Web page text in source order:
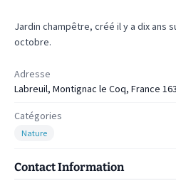
Jardin champêtre, créé il y a dix ans
octobre.
Adresse
Labreuil, Montignac le Coq, France
Catégories
Nature
Contact Information